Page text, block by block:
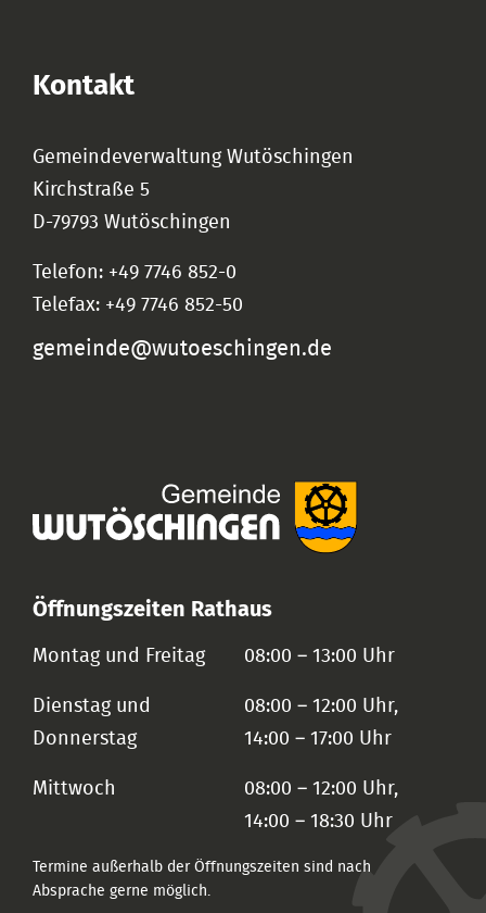
Kontakt
Gemeindeverwaltung Wutöschingen
Kirchstraße 5
D-79793 Wutöschingen
Telefon: +49 7746 852-0
Telefax: +49 7746 852-50
gemeinde@wutoeschingen.de
Öffnungszeiten Rathaus
Montag und Freitag 08:00 – 13:00 Uhr
Dienstag und
Donnerstag
08:00 – 12:00 Uhr,
14:00 – 17:00 Uhr
Mittwoch
08:00 – 12:00 Uhr,
14:00 – 18:30 Uhr
Termine außerhalb der Öffnungszeiten sind nach
Absprache gerne möglich.